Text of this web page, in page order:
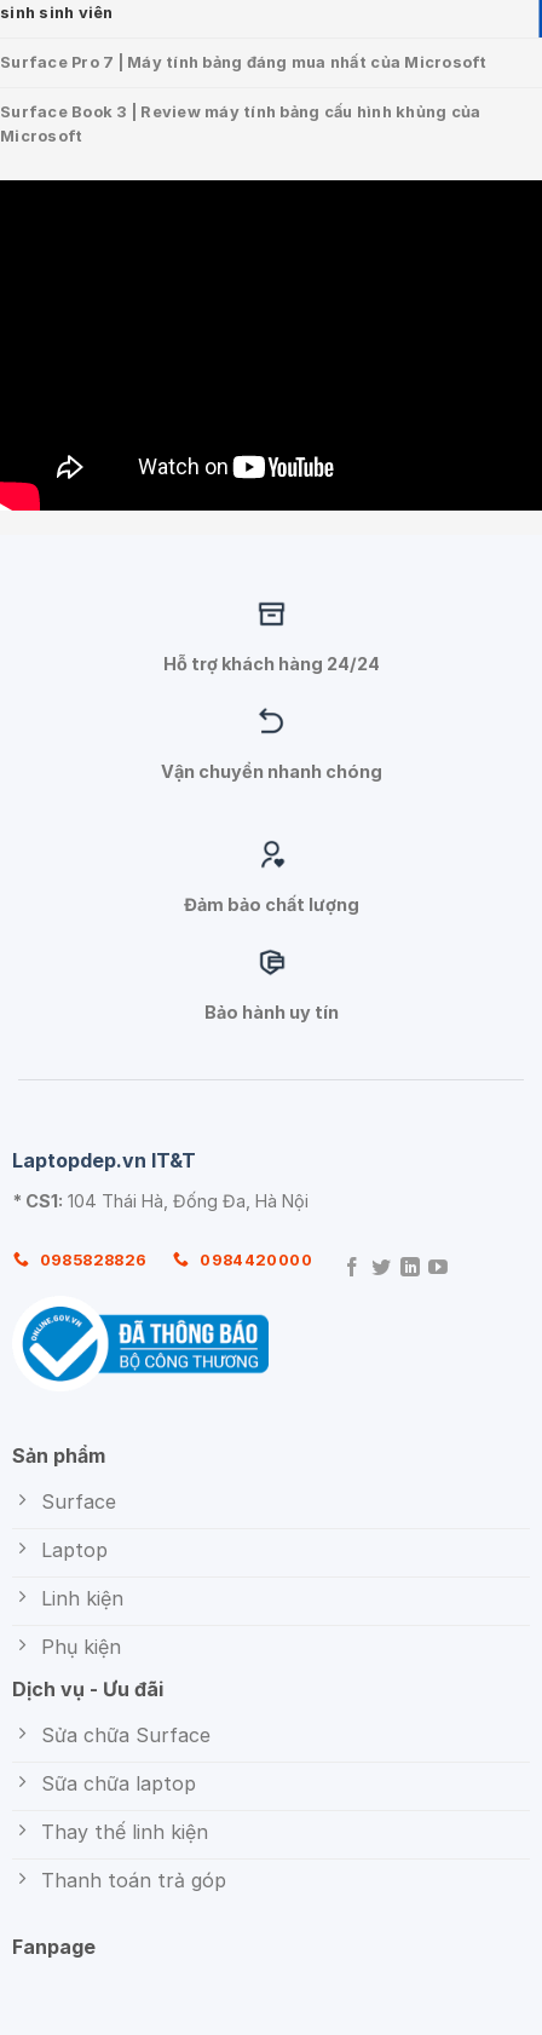
sinh sinh viên
Surface Pro 7 | Máy tính bảng đáng mua nhất của Microsoft
Surface Book 3 | Review máy tính bảng cấu hình khủng của
Microsoft
Hỗ trợ khách hàng 24/24
Vận chuyển nhanh chóng
Đảm bảo chất lượng
Bảo hành uy tín
Laptopdep.vn IT&T
* CS1: 104 Thái Hà, Đống Đa, Hà Nội
0985828826 0984420000
Sản phẩm
Surface
Laptop
Linh kiện
Phụ kiện
Dịch vụ - Ưu đãi
Sửa chữa Surface
Sữa chữa laptop
Thay thế linh kiện
Thanh toán trả góp
Fanpage